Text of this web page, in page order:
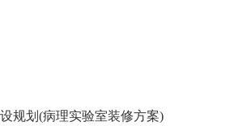
规划(病理实验室装修方案)